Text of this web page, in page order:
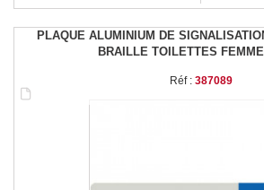
PLAQUE ALUMINIUM DE
BRAILLE TOILETTES
Réf : 387089